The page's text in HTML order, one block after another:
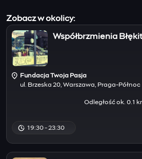
Zobacz w okolicy:
Współbrzmienia
Fundacja Twoja Pasja
ul. Brzeska 20, Warszawa, Praga-Północ
Odległość ok. 0.1
19:30 - 23:30